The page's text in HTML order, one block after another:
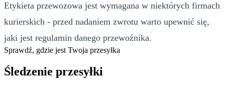
Etykieta przewozowa jest wymagana w niektórych firmach
kurierskich - przed nadaniem zwrotu warto upewnić się,
jaki jest regulamin danego przewoźnika.
Sprawdź, gdzie jest Twoja przesyłka
Śledzenie przesyłki